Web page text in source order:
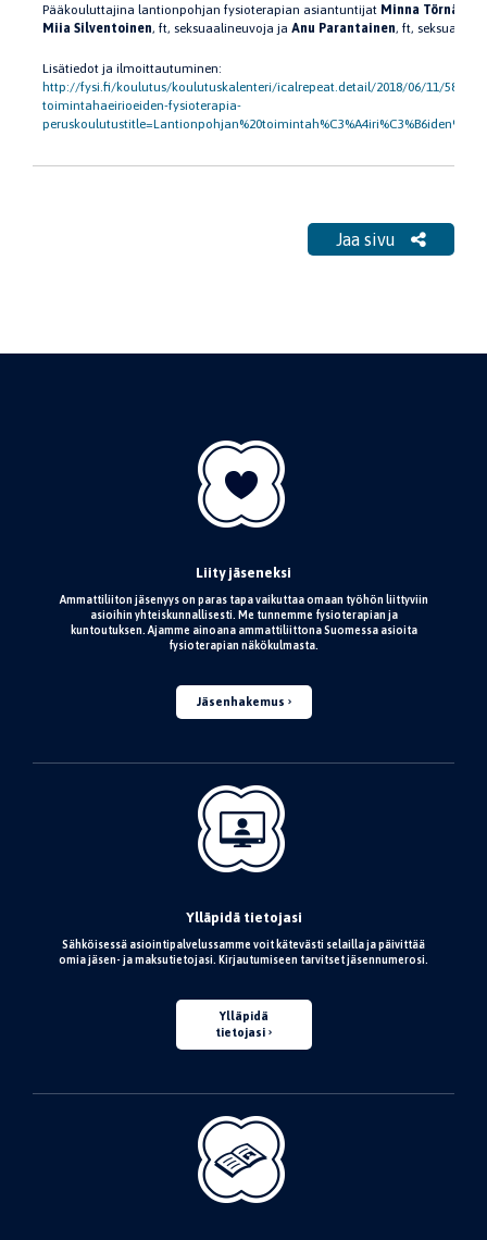
Pääkouluttajina lantionpohjan fysioterapian asiantuntijat Minna Törnävä
Miia Silventoinen, ft, seksuaalineuvoja ja Anu Parantainen, ft,
Lisätiedot ja ilmoittautuminen:
http://fysi.fi/koulutus/koulutuskalenteri/icalrepeat.detail/2018/06/11/581/-/
toimintahaeirioeiden-fysioterapia-
Jaa sivu
Liity jäseneksi
Ammattiliiton jäsenyys on paras tapa vaikuttaa omaan työhön liittyviin
asioihin yhteiskunnallisesti. Me tunnemme fysioterapian ja
kuntoutuksen. Ajamme ainoana ammattiliittona Suomessa asioita
fysioterapian näkökulmasta.
Jäsenhakemus
Ylläpidä tietojasi
Sähköisessä asiointipalvelussamme voit kätevästi selailla ja päivittää
omia jäsen- ja maksutietojasi. Kirjautumiseen tarvitset jäsennumerosi.
Ylläpidä
tietojasi